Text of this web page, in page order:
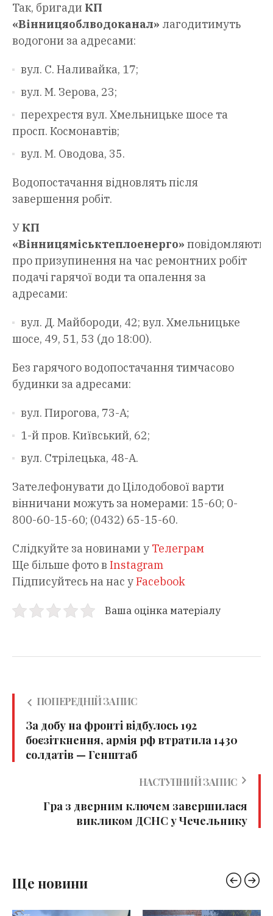
Так, бригади КП
«Вінницяоблводоканал» лагодитимуть
водогони за адресами:
вул. С. Наливайка, 17;
вул. М. Зерова, 23;
перехрестя вул. Хмельницьке шосе та
просп. Космонавтів;
вул. М. Оводова, 35.
Водопостачання відновлять після
завершення робіт.
У КП
«Вінницяміськтеплоенерго» повідомляють
про призупинення на час ремонтних робіт
подачі гарячої води та опалення за
адресами:
вул. Д. Майбороди, 42; вул. Хмельницьке
шосе, 49, 51, 53 (до 18:00).
Без гарячого водопостачання тимчасово
будинки за адресами:
вул. Пирогова, 73-А;
1-й пров. Київський, 62;
вул. Стрілецька, 48-А.
Зателефонувати до Цілодобової варти
вінничани можуть за номерами: 15-60; 0-
800-60-15-60; (0432) 65-15-60.
Слідкуйте за новинами у Телеграм
Ще більше фото в Instagram
Підписуйтесь на нас уFacebook
Ваша оцінка матеріалу
ПОПЕРЕДНІЙ ЗАПИС
За добу на фронті відбулось 192
боєзіткнення, армія рф втратила 1430
солдатів — Генштаб
НАСТУПНИЙ ЗАПИС
Гра з дверним ключем завершилася
викликом ДСНС у Чечельнику
Ще новини